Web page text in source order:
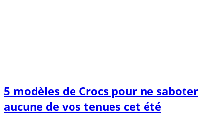
5 modèles de Crocs pour ne saboter
aucune de vos tenues cet été